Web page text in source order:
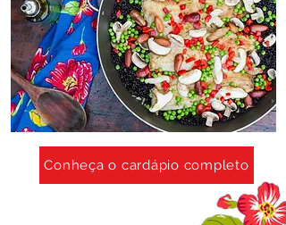
Conheça o cardápio completo